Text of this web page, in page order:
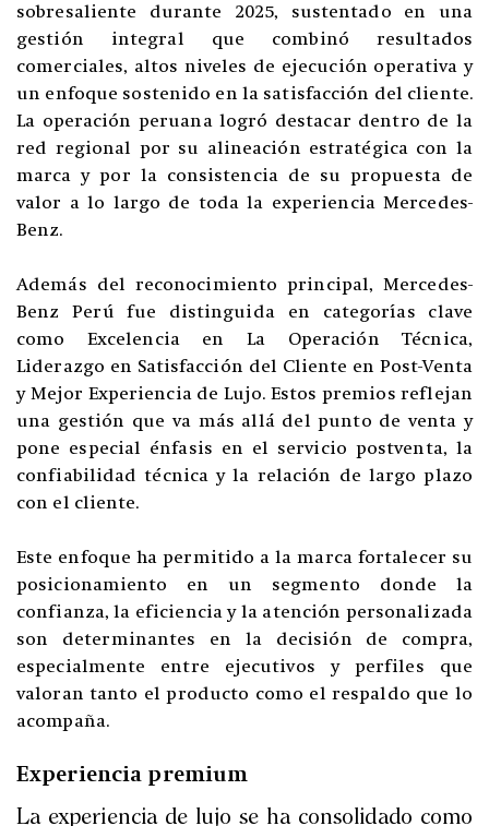
sobresaliente durante 2025, sustentado en una
gestión integral que combinó resultados
comerciales, altos niveles de ejecución operativa y
un enfoque sostenido en la satisfacción del cliente.
La operación peruana logró destacar dentro de la
red regional por su alineación estratégica con la
marca y por la consistencia de su propuesta de
valor a lo largo de toda la experiencia Mercedes-
Benz.
Además del reconocimiento principal, Mercedes-
Benz Perú fue distinguida en categorías clave
como Excelencia en La Operación Técnica,
Liderazgo en Satisfacción del Cliente en Post-Venta
y Mejor Experiencia de Lujo. Estos premios reflejan
una gestión que va más allá del punto de venta y
pone especial énfasis en el servicio postventa, la
confiabilidad técnica y la relación de largo plazo
con el cliente.
Este enfoque ha permitido a la marca fortalecer su
posicionamiento en un segmento donde la
confianza, la eficiencia y la atención personalizada
son determinantes en la decisión de compra,
especialmente entre ejecutivos y perfiles que
valoran tanto el producto como el respaldo que lo
acompaña.
Experiencia premium
La experiencia de lujo se ha consolidado como